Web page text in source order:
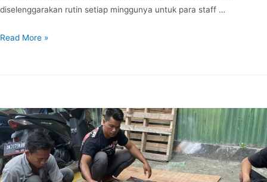
diselenggarakan rutin setiap minggunya untuk para staff …
Read More »